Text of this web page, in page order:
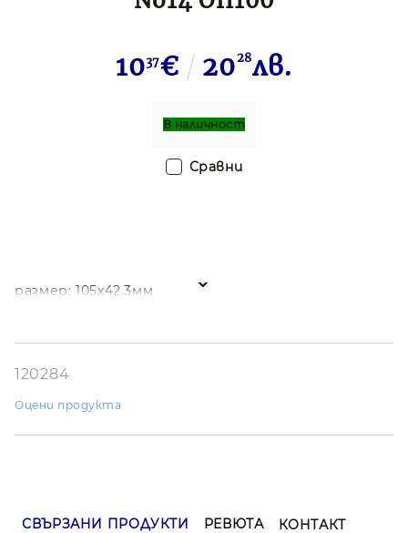
1037€ 2028лв.
В наличност
размер: 105х42.3мм
120284
Оцени продукта
Сравни
СВЪРЗАНИ ПРОДУКТИ РЕВЮТА КОНТАКТ